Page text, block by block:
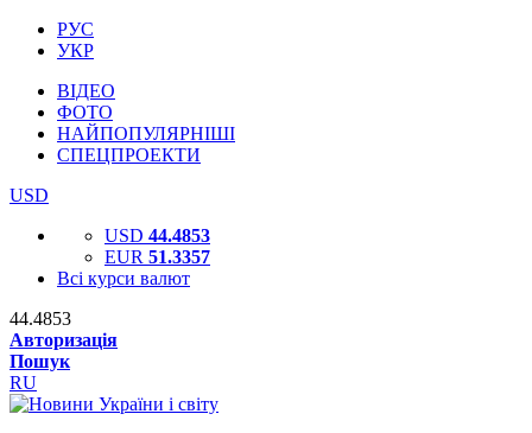
РУС
УКР
ВІДЕО
ФОТО
НАЙПОПУЛЯРНІШІ
СПЕЦПРОЕКТИ
USD
USD 44.4853
EUR 51.3357
Всі курси валют
44.4853
Авторизація
Пошук
RU